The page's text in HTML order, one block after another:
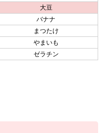
大豆
バナナ
まつたけ
やまいも
ゼラチン